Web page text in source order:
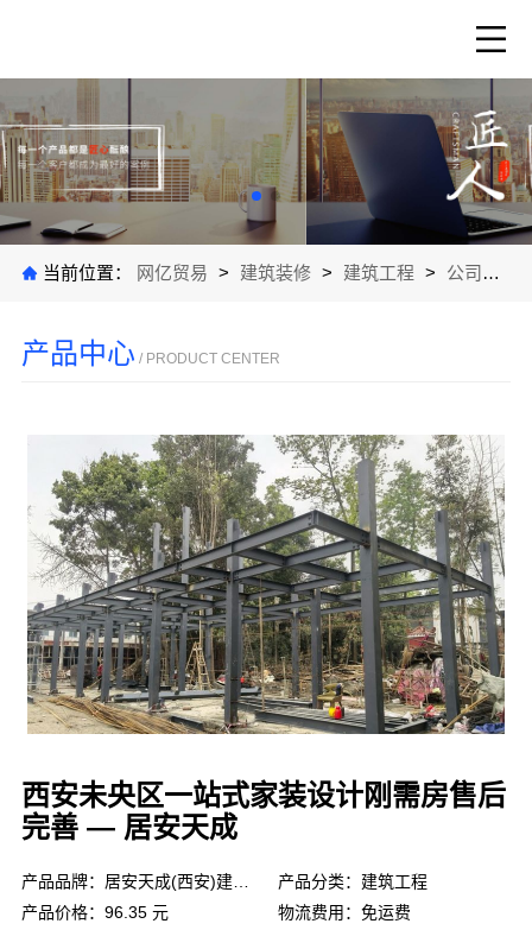
当前位置： 网亿贸易 > 建筑装修 > 建筑工程 > 公司产品
产品中心 / PRODUCT CENTER
西安未央区一站式家装设计刚需房售后
完善 — 居安天成
产品品牌：居安天成(西安)建筑工程有限责任公司
产品分类：建筑工程
产品价格：96.35 元
物流费用：免运费